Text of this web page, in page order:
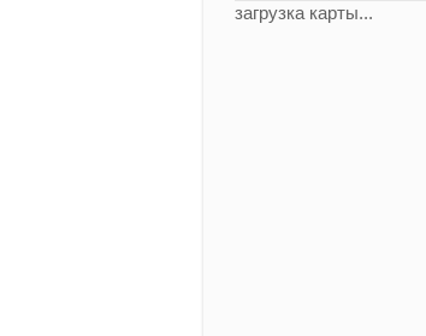
загрузка карты...